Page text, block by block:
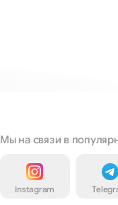
Мы на связи в
Instagram